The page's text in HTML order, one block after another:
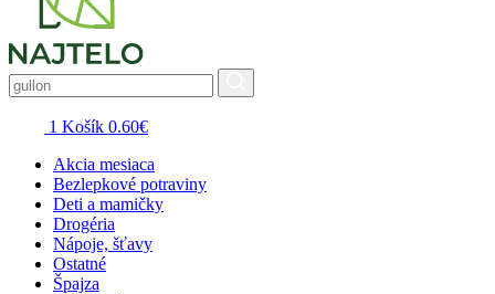
1 Košík 0.60€
Akcia mesiaca
Bezlepkové potraviny
Deti a mamičky
Drogéria
Nápoje, šťavy
Ostatné
Špajza